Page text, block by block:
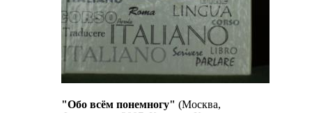
"Обо всём понемногу" (Москва,